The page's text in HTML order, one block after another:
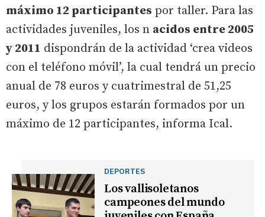
máximo 12 participantes por taller. Para las
actividades juveniles, los n acidos entre 2005
y 2011 dispondrán de la actividad ‘crea videos
con el teléfono móvil’, la cual tendrá un precio
anual de 78 euros y cuatrimestral de 51,25
euros, y los grupos estarán formados por un
máximo de 12 participantes, informa Ical.
DEPORTES
Los vallisoletanos
campeones del mundo